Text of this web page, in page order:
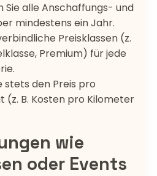
Sie alle Anschaffungs- und
mindestens ein Jahr.
Preisklassen (z.
Premium) für jede
stets den Preis pro
(z. B. Kosten pro Kilometer
wie
oder Events